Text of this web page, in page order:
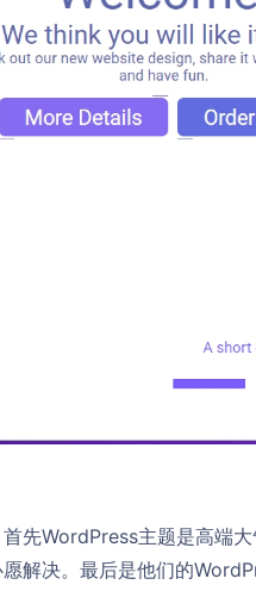
先WordPress主题是高端
解决。最后是他们的